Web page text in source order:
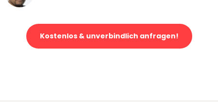
Kostenlos & unverbindlich anfragen!